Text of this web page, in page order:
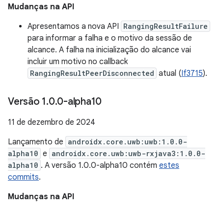
Mudanças na API
Apresentamos a nova API RangingResultFailure
para informar a falha e o motivo da sessão de
alcance. A falha na inicialização do alcance vai
incluir um motivo no callback
RangingResultPeerDisconnected atual (If3715).
Versão 1.0.0-alpha10
11 de dezembro de 2024
Lançamento de androidx.core.uwb:uwb:1.0.0-
alpha10 e androidx.core.uwb:uwb-rxjava3:1.0.0-
alpha10 . A versão 1.0.0-alpha10 contém estes
commits.
Mudanças na API